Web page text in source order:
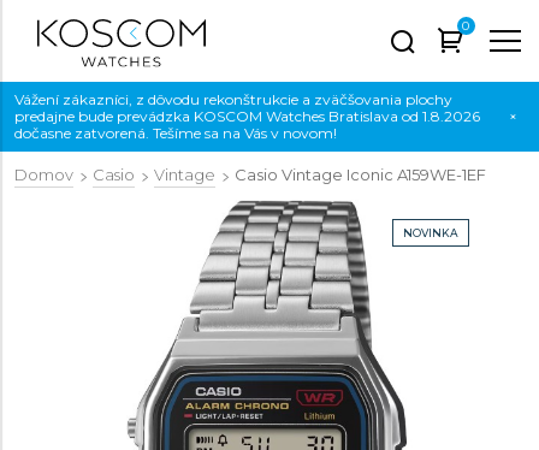
0
Vážení zákazníci, z dôvodu rekonštrukcie a zväčšovania plochy
predajne bude prevádzka KOSCOM Watches Bratislava od 1.8.2026
dočasne zatvorená. Tešíme sa na Vás v novom!
×
Domov Casio Vintage Casio Vintage Iconic A159WE-1EF
NOVINKA